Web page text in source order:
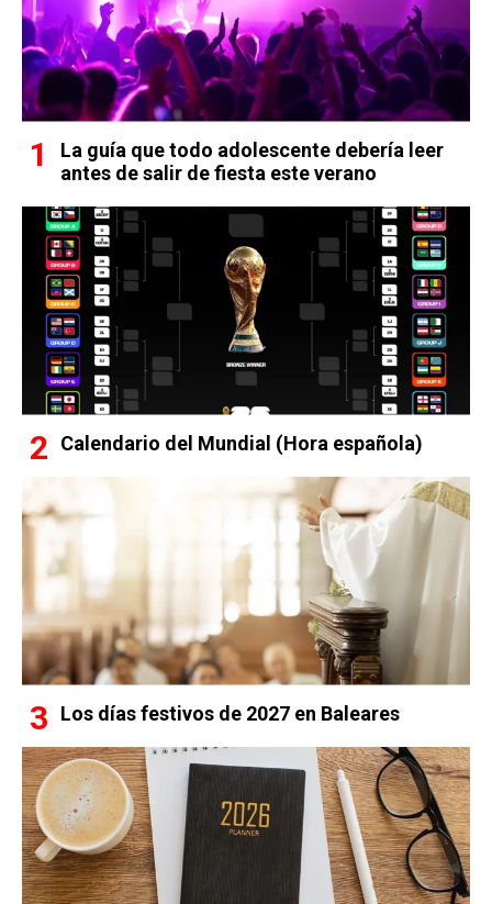
La guía que todo adolescente debería leer
antes de salir de fiesta este verano
Calendario del Mundial (Hora española)
Los días festivos de 2027 en Baleares